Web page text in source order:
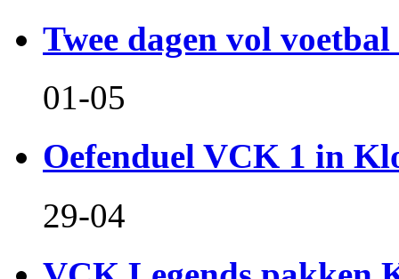
Twee dagen vol
01-05
Oefenduel VCK 1 in
29-04